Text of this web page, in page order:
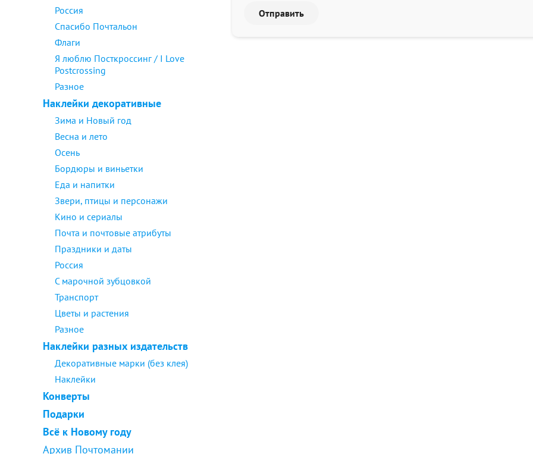
Россия
Спасибо Почтальон
Флаги
Я люблю Посткроссинг / I Love
Postcrossing
Разное
Наклейки декоративные
Зима и Новый год
Весна и лето
Осень
Бордюры и виньетки
Еда и напитки
Звери, птицы и персонажи
Кино и сериалы
Почта и почтовые атрибуты
Праздники и даты
Россия
С марочной зубцовкой
Транспорт
Цветы и растения
Разное
Наклейки разных издательств
Декоративные марки (без клея)
Наклейки
Конверты
Подарки
Всё к Новому году
Архив Почтомании